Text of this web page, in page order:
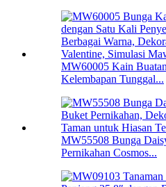
MW60005 Kain
Kelembapan Tunggal...
MW55508 Bunga
Pernikahan Cosmos...